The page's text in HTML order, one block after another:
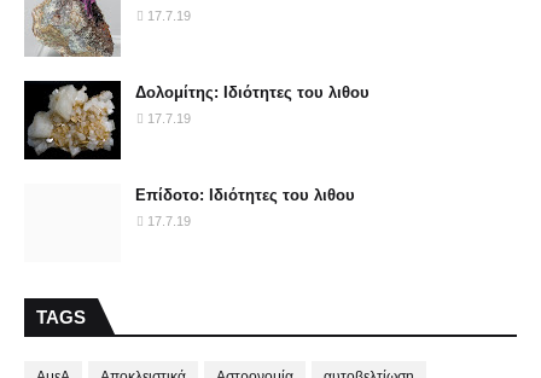
17.7.19
Δολομίτης: Ιδιότητες του λιθου
17.7.19
Επίδοτο: Ιδιότητες του λιθου
17.7.19
TAGS